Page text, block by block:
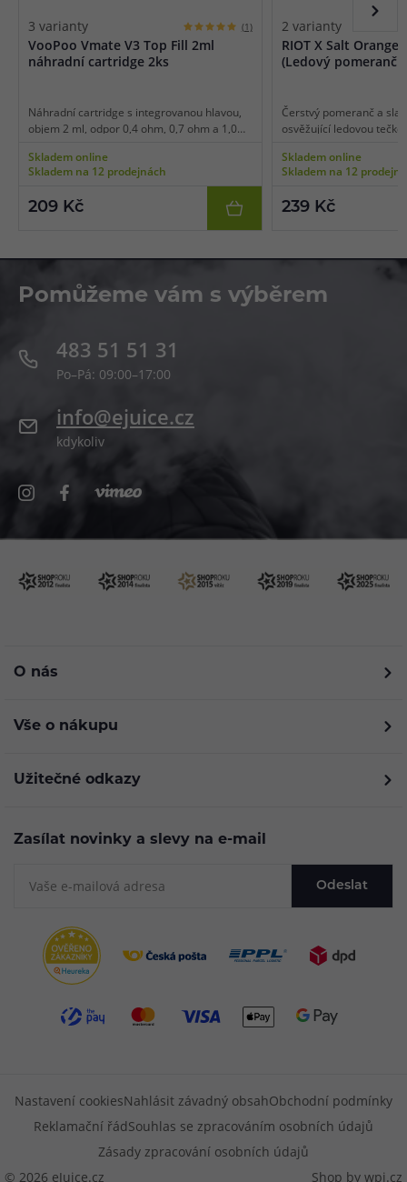
3 varianty (1)
VooPoo Vmate V3 Top Fill 2ml
náhradní cartridge 2ks
Náhradní cartridge s integrovanou hlavou,
objem 2 ml, odpor 0,4 ohm, 0,7 ohm a 1,0
MTL/RDL vaping, 2ks v balení.
Skladem online
Skladem na 12 prodejnách
209 Kč
2 varianty
RIOT X Salt Orange
(Ledový pomeranč
Čerstvý pomeranč a
osvěžující ledovou
Skladem online
Skladem na 12
239 Kč
Pomůžeme vám s výběrem
483 51 51 31
Po–Pá: 09:00–17:00
info@ejuice.cz
kdykoliv
O nás
Vše o nákupu
Užitečné odkazy
Zasílat novinky a slevy na e-mail
Odeslat
© 2026 eJuice.cz
Nastavení cookiesNahlásit závadný obsahObchodní podmínky
Reklamační řádSouhlas se zpracováním osobních údajů
Zásady zpracování osobních údajů
Shop by wpj.cz